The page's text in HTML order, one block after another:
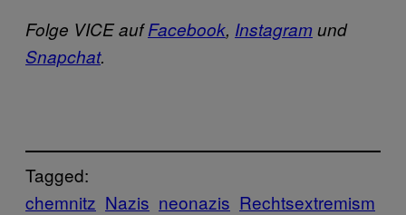
Folge VICE aufFacebook, Instagramund
Snapchat.
Tagged:
chemnitz Nazis neonazis Rechtsextremism